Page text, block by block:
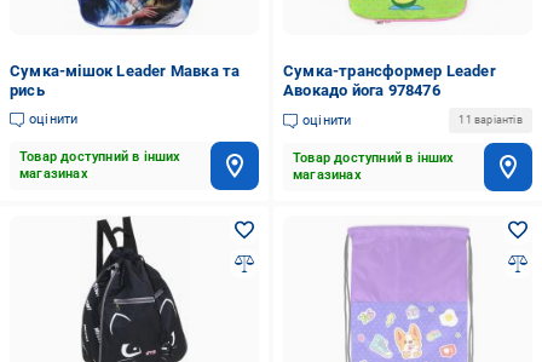
Сумка-мішок Leader Мавка та
рись
оцінити
Товар доступний в інших
магазинах
Сумка-трансформер Leader
Авокадо йога 978476
оцінити 11 варіантів
Товар доступний в інших
магазинах